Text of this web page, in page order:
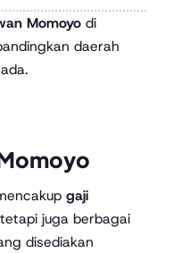
Momoyo di
daerah
gaji
juga berbagai
disediakan